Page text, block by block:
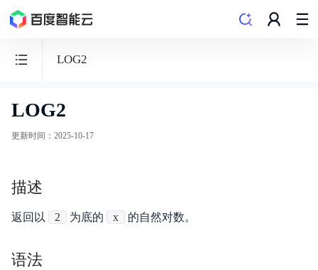
LOG2
数
据
PALO
LOG2
更新时间 ： 2025-10-17
描述
返回以 2 为底的 x 的自然对数。
语法